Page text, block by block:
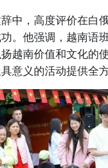
中，高度评价在白
。他强调，越南语
越南价值和文化的
意义的活动提供全方